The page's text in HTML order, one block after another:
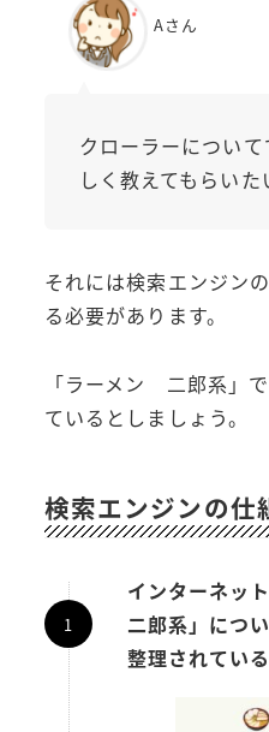
Aさん
クローラーについ
しく教えてもらいた
それには検索エンジン
る必要があります。
「ラーメン 二郎系」
ているとしましょう。
検索エンジンの仕
インターネッ
二郎系」につ
整理されている